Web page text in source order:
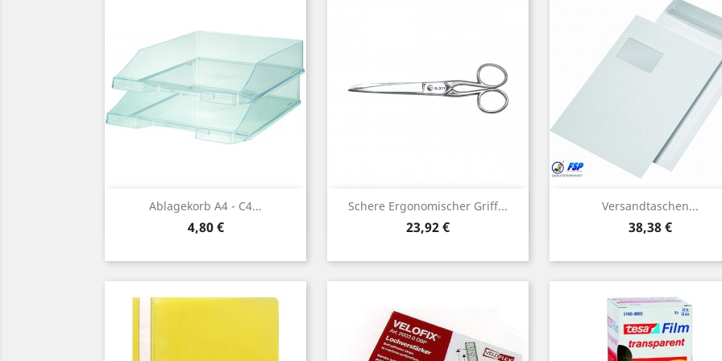
Ablagekorb A4 - C4...
Preis
4,80 €
Vorschau Schere Ergonomischer Griff...
Preis
23,92 €
Vorschau Versandtaschen...
Preis
38,38 €
Vorschau